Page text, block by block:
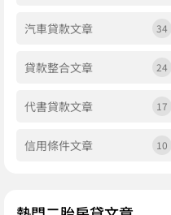
汽車貸款文章 34
貸款整合文章 24
代書貸款文章 17
信用條件文章 10